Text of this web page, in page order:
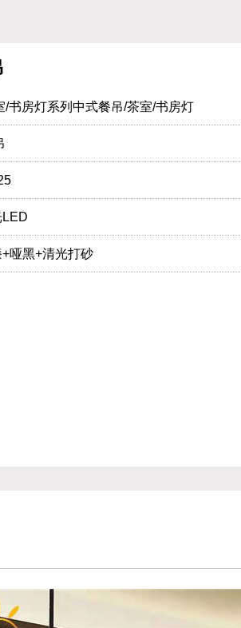
/书房灯系列中式餐吊/茶室/书房灯
LED
哑黑+清光打砂